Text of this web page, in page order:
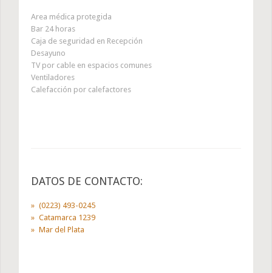
Area médica protegida
Bar 24 horas
Caja de seguridad en Recepción
Desayuno
TV por cable en espacios comunes
Ventiladores
Calefacción por calefactores
DATOS DE CONTACTO:
(0223) 493-0245
Catamarca 1239
Mar del Plata